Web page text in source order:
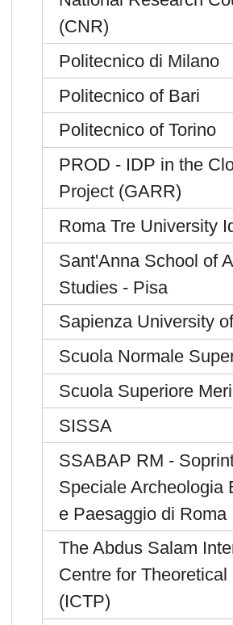
(CNR)
Politecnico di Milano
Politecnico of Bari
Politecnico of Torino
PROD - IDP in the
Project (GARR)
Roma Tre University
Sant'Anna School of
Studies - Pisa
Sapienza University
Scuola Normale
Scuola Superiore
SISSA
SSABAP RM -
Speciale Archeologia
e Paesaggio di Roma
The Abdus Salam
Centre for
(ICTP)